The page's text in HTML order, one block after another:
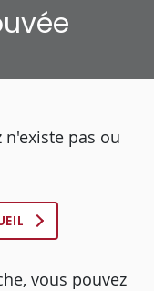
n'existe pas ou
vous pouvez